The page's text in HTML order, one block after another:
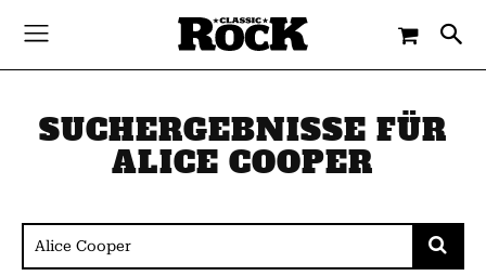
SUCHERGEBNISSE FÜR
ALICE COOPER